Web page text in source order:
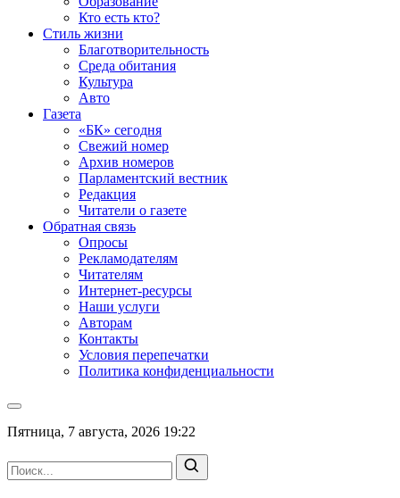
Кто есть кто?
Стиль жизни
Благотворительность
Среда обитания
Культура
Авто
Газета
«БК» сегодня
Свежий номер
Архив номеров
Парламентский вестник
Редакция
Читатели о газете
Обратная связь
Опросы
Рекламодателям
Читателям
Интернет-ресурсы
Наши услуги
Авторам
Контакты
Условия перепечатки
Политика конфиденциальности
Пятница, 7 августа, 2026 19:22